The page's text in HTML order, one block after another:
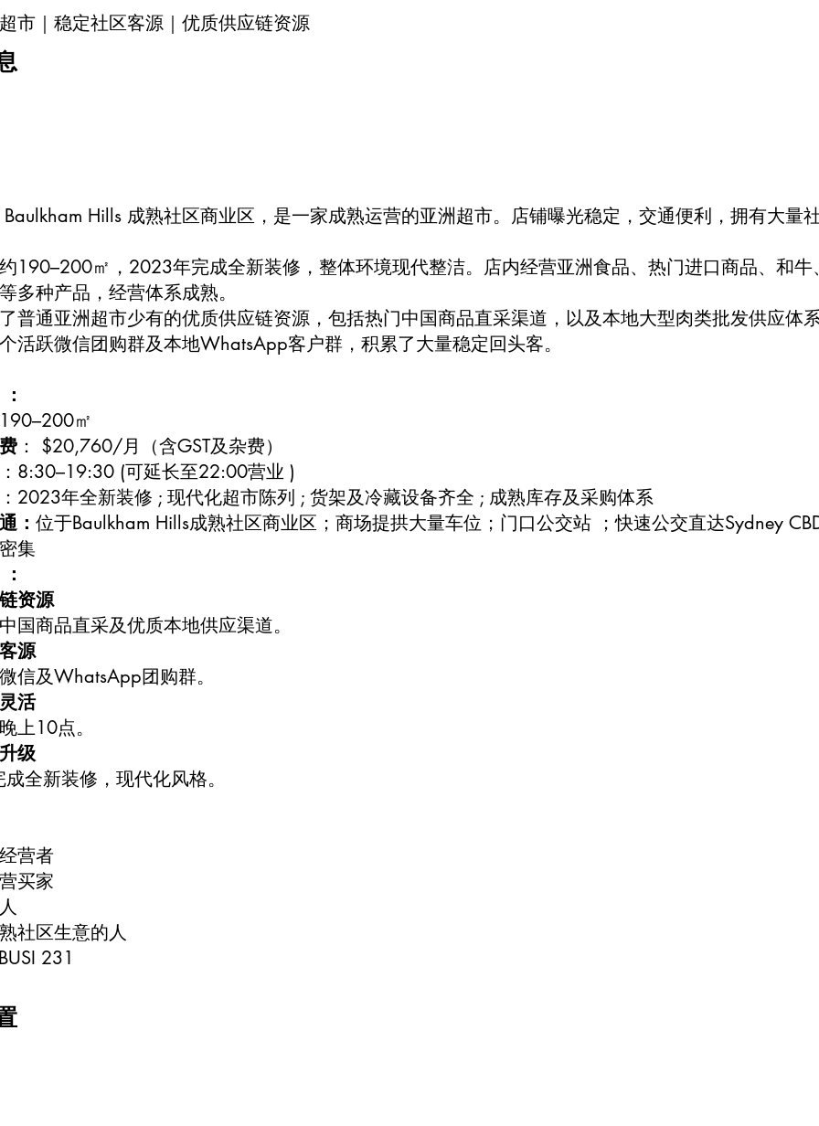
市｜稳定社区客源｜优质供应链资源
Hills 成熟社区商业区，是一家成熟运营的亚洲超市。店铺曝光稳定，交通便利，拥有大量
190–200㎡，2023年完成全新装修，整体环境现代整洁。店内经营亚洲食品、热门进口商品、和牛
多种产品，经营体系成熟。
普通亚洲超市少有的优质供应链资源，包括热门中国商品直采渠道，以及本地大型肉类批发供应体
活跃微信团购群及本地WhatsApp客户群，积累了大量稳定回头客。
㎡
： $20,760/月（含GST及杂费）
：8:30–19:30 (可延长至22:00营业 )
：2023年全新装修 ; 现代化超市陈列 ; 货架及冷藏设备齐全 ; 成熟库存及采购体系
： 位于Baulkham Hills成熟社区商业区；商场提拱大量车位；门口公交站 ；快速公交直达Sydney
集
资源
国商品直采及优质本地供应渠道。
源
信及WhatsApp团购群。
活
上10点。
级
全新装修，现代化风格。
营者
买家
社区生意的人
231